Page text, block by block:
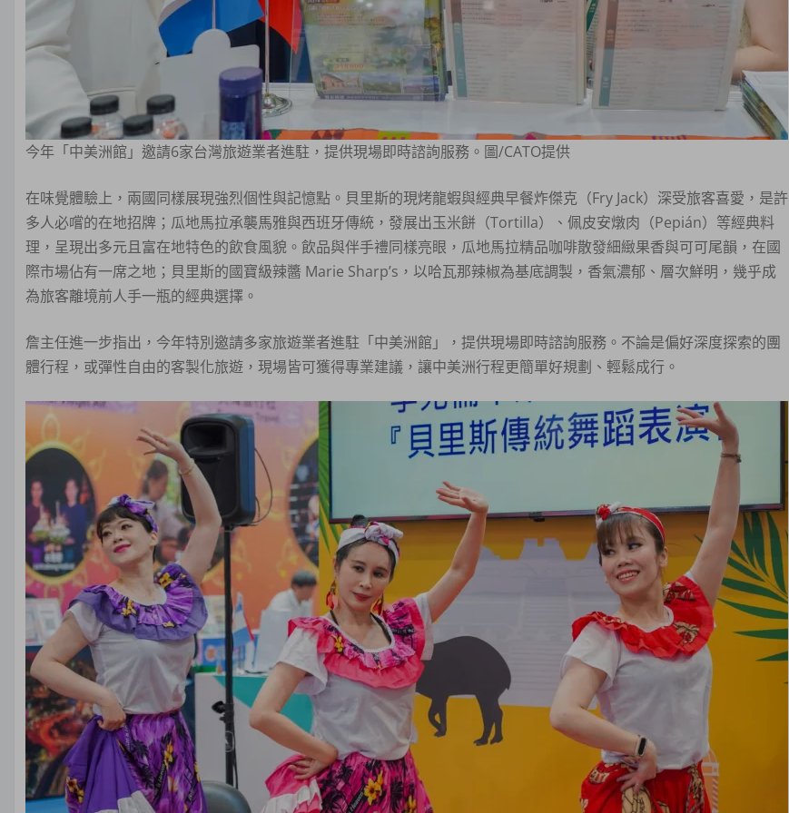
今年「中美洲館」邀請6家台灣旅遊業者進駐，提供現場即時諮詢服務。圖/CATO提供
在味覺體驗上，兩國同樣展現強烈個性與記憶點。貝里斯的現烤龍蝦與經典早餐炸傑克（Fry Jack）深受旅客喜愛，是許
多人必嚐的在地招牌；瓜地馬拉承襲馬雅與西班牙傳統，發展出玉米餅（Tortilla）、佩皮安燉肉（Pepián）等經典料
理，呈現出多元且富在地特色的飲食風貌。飲品與伴手禮同樣亮眼，瓜地馬拉精品咖啡散發細緻果香與可可尾韻，在國
際市場佔有一席之地；貝里斯的國寶級辣醬 Marie Sharp’s，以哈瓦那辣椒為基底調製，香氣濃郁、層次鮮明，幾乎成
為旅客離境前人手一瓶的經典選擇。
詹主任進一步指出，今年特別邀請多家旅遊業者進駐「中美洲館」，提供現場即時諮詢服務。不論是偏好深度探索的團
體行程，或彈性自由的客製化旅遊，現場皆可獲得專業建議，讓中美洲行程更簡單好規劃、輕鬆成行。